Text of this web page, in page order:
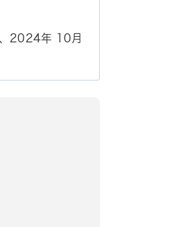
2024年 10月